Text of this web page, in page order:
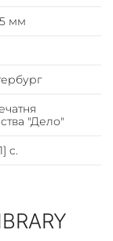
мм
"Дело"
c.